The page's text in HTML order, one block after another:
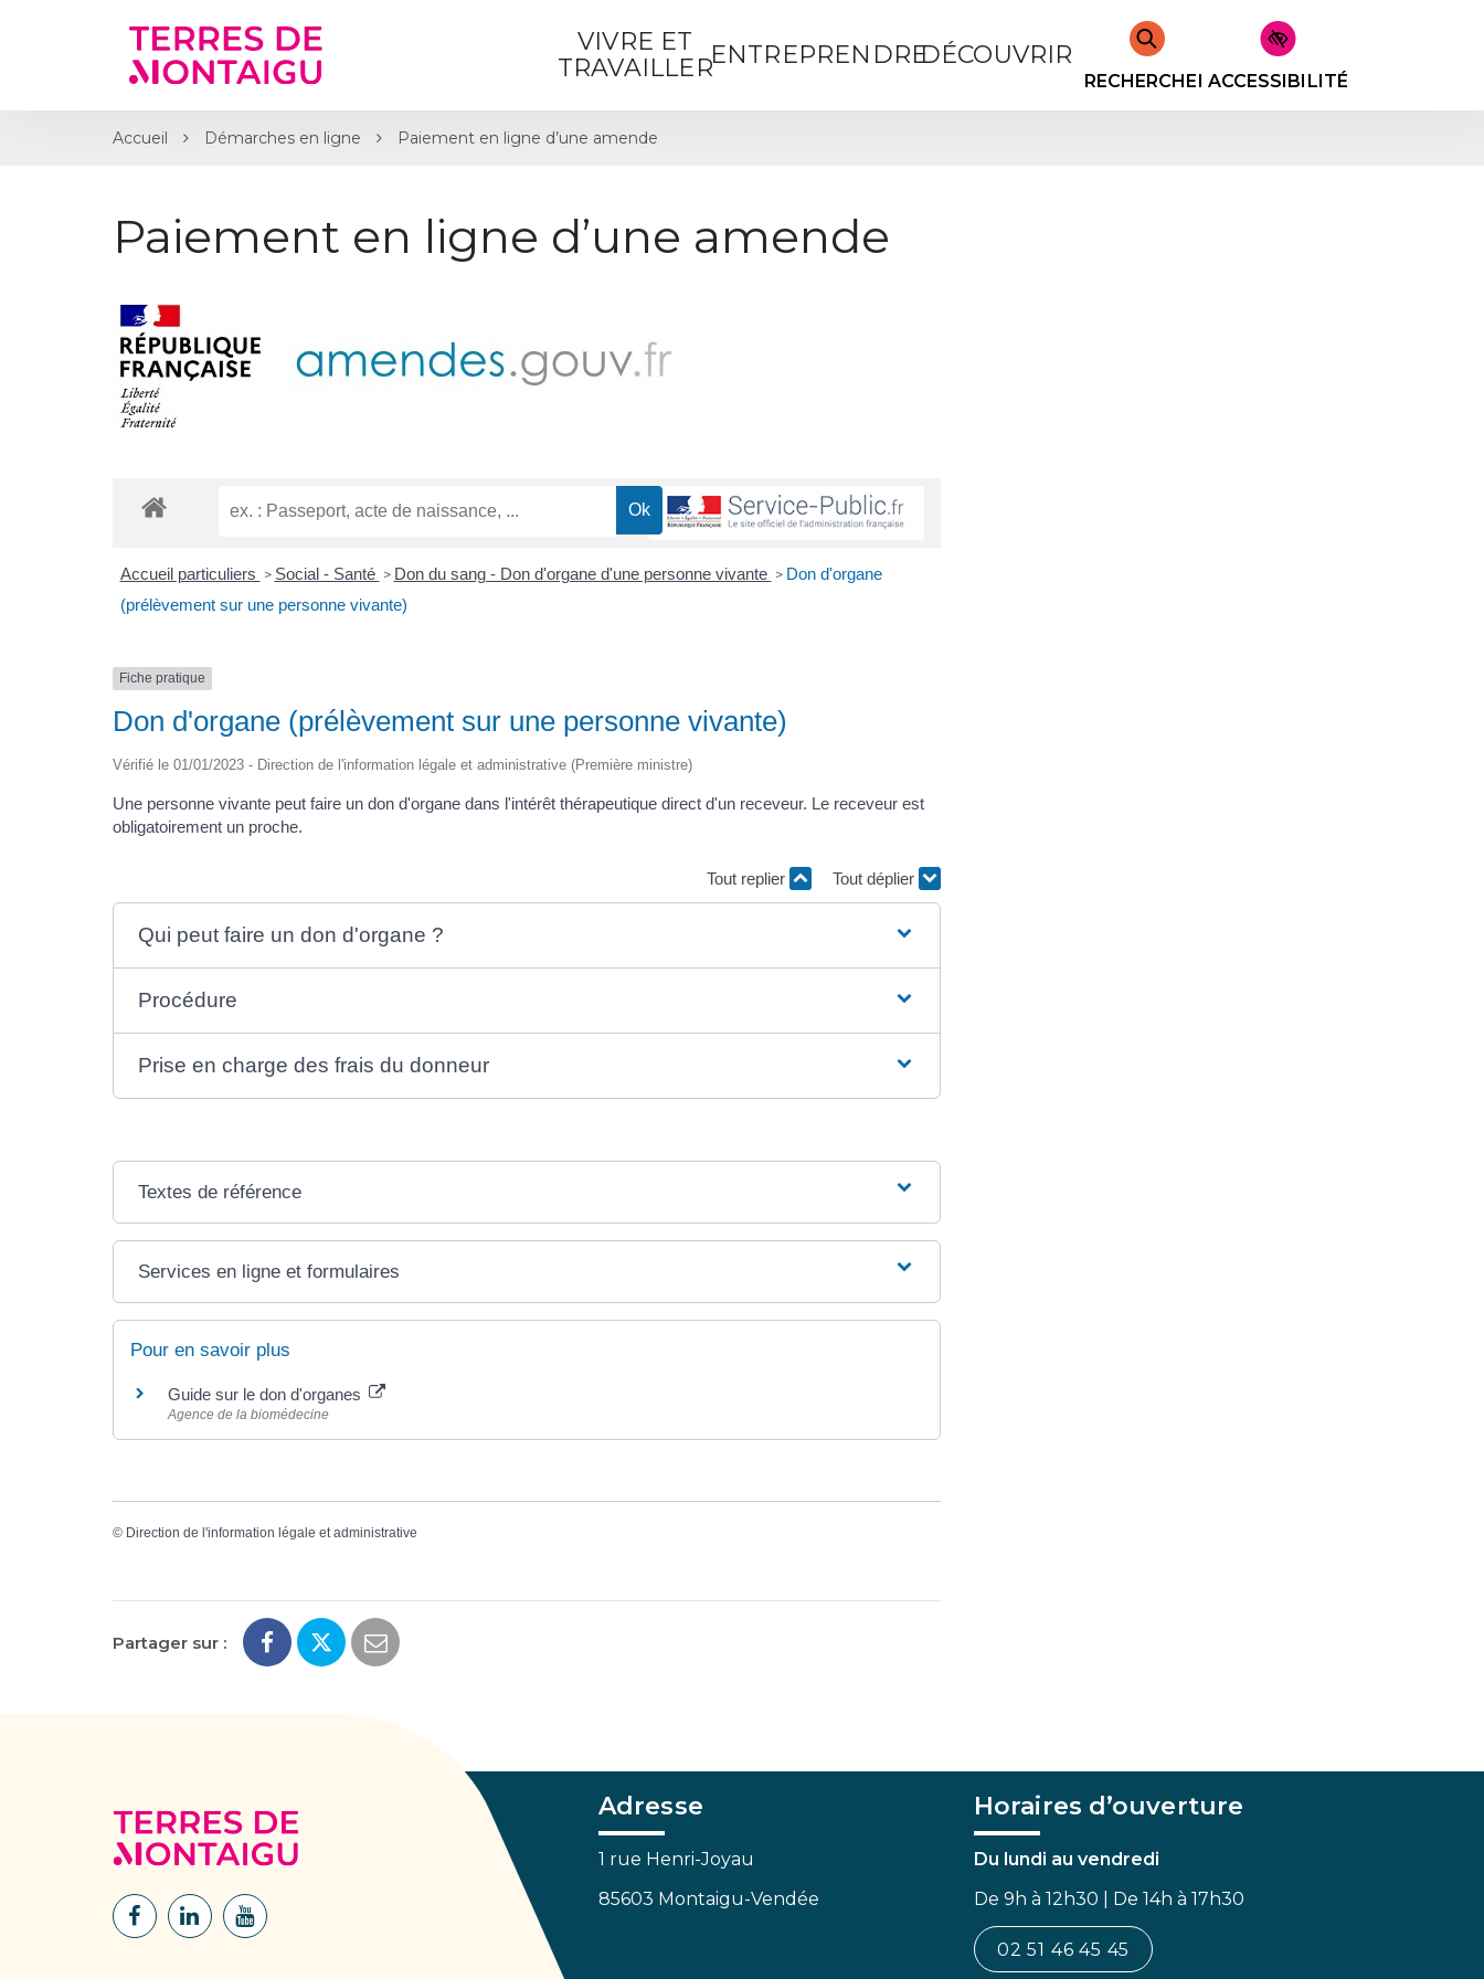
VIVRE ET
TRAVAILLERENTREPRENDREDÉCOUVRIR
RECHERCHERACCESSIBILITÉ
Accueil Démarches en ligne Paiement en ligne d’une amende
Paiement en ligne d’une amende
Accueil particuliers > Social - Santé > Don du sang - Don d'organe d'une personne vivante > Don d'organe
(prélèvement sur une personne vivante)
Fiche pratique
Don d'organe (prélèvement sur une personne vivante)
Vérifié le 01/01/2023 - Direction de l'information légale et administrative (Première ministre)
Une personne vivante peut faire un don d'organe dans l'intérêt thérapeutique direct d'un receveur. Le receveur est
obligatoirement un proche.
Tout replier Tout déplier
Qui peut faire un don d'organe ?
Procédure
Prise en charge des frais du donneur
Textes de référence
Services en ligne et formulaires
Pour en savoir plus
Guide sur le don d'organes
Agence de la biomédecine
© Direction de l'information légale et administrative
Partager sur :
Lien
Lien
Lien
Adresse
1 rue Henri-Joyau
85603 Montaigu-Vendée
Horaires d’ouverture
Du lundi au vendredi
De 9h à 12h30 | De 14h à 17h30
02 51 46 45 45